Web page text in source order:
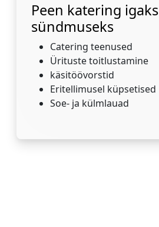
Peen katering igaks
sündmuseks
Catering teenused
Ürituste toitlustamine
käsitöövorstid
Eritellimusel küpsetised
Soe- ja külmlauad